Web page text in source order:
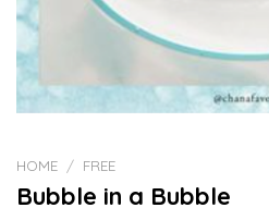
HOME / FREE
Bubble in a Bubble